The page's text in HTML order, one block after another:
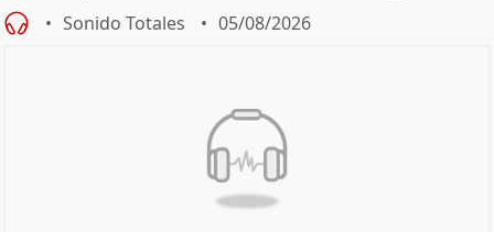
Sonido Totales 05/08/2026